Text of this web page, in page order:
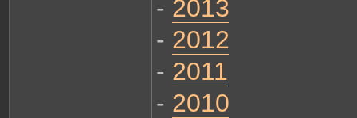
- 2013
- 2012
- 2011
- 2010